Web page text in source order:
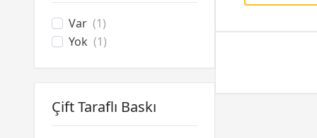
Var (1)
Yok (1)
Çift Taraflı Baskı